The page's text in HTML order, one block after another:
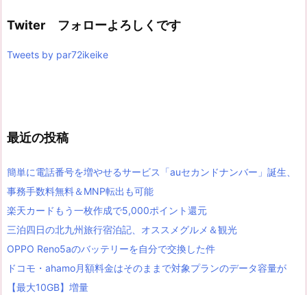
Twiter フォローよろしくです
Tweets by par72ikeike
最近の投稿
簡単に電話番号を増やせるサービス「auセカンドナンバー」誕生、
事務手数料無料＆MNP転出も可能
楽天カードもう一枚作成で5,000ポイント還元
三泊四日の北九州旅行宿泊記、オススメグルメ＆観光
OPPO Reno5aのバッテリーを自分で交換した件
ドコモ・ahamo月額料金はそのままで対象プランのデータ容量が
【最大10GB】増量